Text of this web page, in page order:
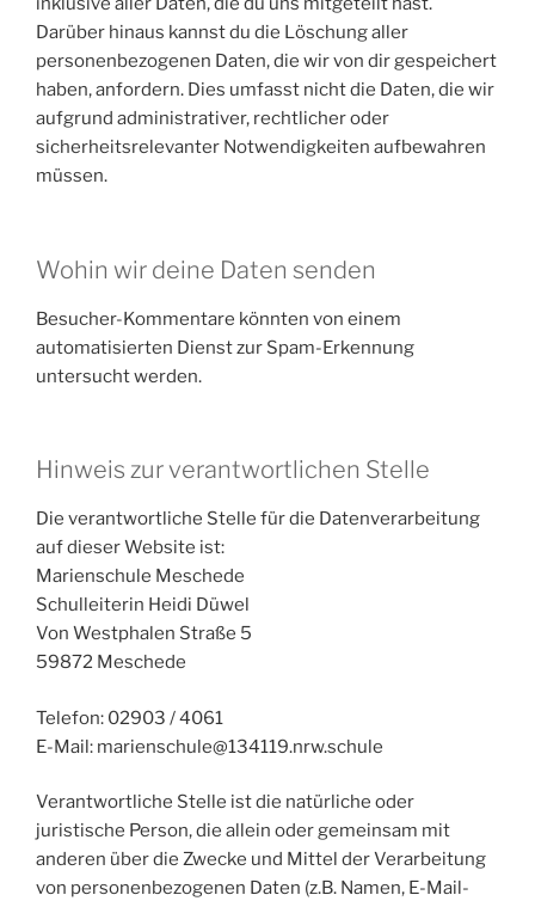
Darüber hinaus kannst du die Löschung aller
personenbezogenen Daten, die wir von dir gespeichert
haben, anfordern. Dies umfasst nicht die Daten, die wir
aufgrund administrativer, rechtlicher oder
sicherheitsrelevanter Notwendigkeiten aufbewahren
müssen.
Wohin wir deine Daten senden
Besucher-Kommentare könnten von einem
automatisierten Dienst zur Spam-Erkennung
untersucht werden.
Hinweis zur verantwortlichen Stelle
Die verantwortliche Stelle für die Datenverarbeitung
auf dieser Website ist:
Marienschule Meschede
Schulleiterin Heidi Düwel
Von Westphalen Straße 5
59872 Meschede
Telefon: 02903 / 4061
E-Mail: marienschule@134119.nrw.schule
Verantwortliche Stelle ist die natürliche oder
juristische Person, die allein oder gemeinsam mit
anderen über die Zwecke und Mittel der Verarbeitung
von personenbezogenen Daten (z.B. Namen, E-Mail-